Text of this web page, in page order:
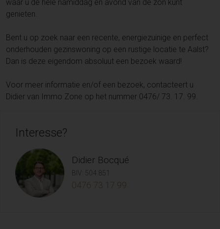
waar u de hele namiddag en avond van de zon kunt
genieten.
Bent u op zoek naar een recente, energiezuinige en perfect
onderhouden gezinswoning op een rustige locatie te Aalst?
Dan is deze eigendom absoluut een bezoek waard!
Voor meer informatie en/of een bezoek, contacteert u
Didier van Immo Zone op het nummer 0476/ 73. 17. 99.
Interesse?
Didier Bocqué
BIV: 504.851
0476 73 17 99